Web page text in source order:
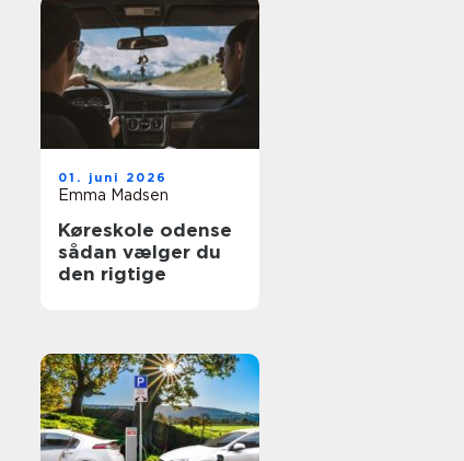
01. juni 2026
Emma Madsen
Køreskole odense
sådan vælger du
den rigtige